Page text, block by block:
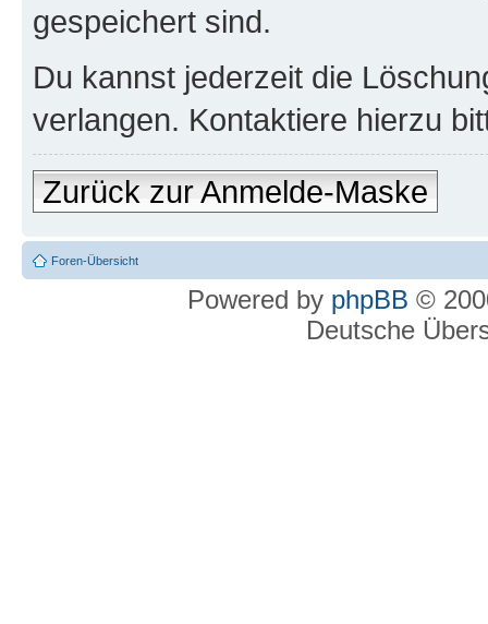
gespeichert sind.
Du kannst jederzeit die
verlangen. Kontaktiere hierzu
Zurück zur Anmelde-Maske
Foren-Übersicht
Powered by phpBB ©
Deutsche